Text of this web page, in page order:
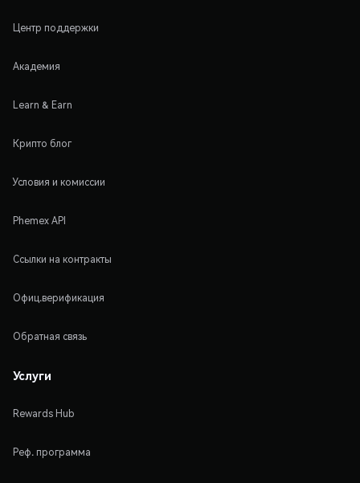
Центр поддержки
Академия
Learn & Earn
Крипто блог
Условия и комиссии
Phemex API
Ссылки на контракты
Офиц.верификация
Обратная связь
Услуги
Rewards Hub
Реф. программа